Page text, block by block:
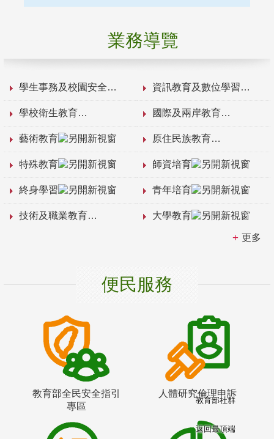
業務導覽
學生事務及校園安全 資訊教育及數位學習
學校衛生教育 國際及兩岸教育
藝術教育 原住民族教育
特殊教育 師資培育
終身學習 青年培育
技術及職業教育 大學教育
更多
便民服務
教育部全民安全指引
專區
人體研究倫理申訴
教育部社群
返回最頂端